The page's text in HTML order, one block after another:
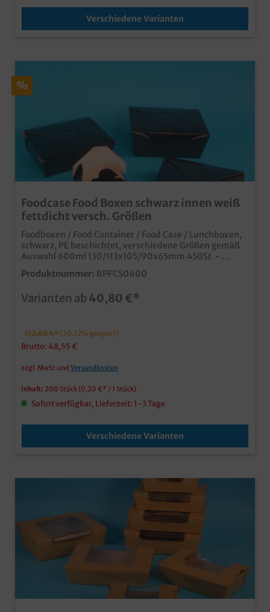
Verschiedene Varianten
%
Foodcase Food Boxen schwarz innen weiß
fettdicht versch. Größen
Foodboxen / Food Container / Food Case / Lunchboxen,
schwarz, PE beschichtet, verschiedene Größen gemäß
Auswahl 600ml 130/113x105/90x65mm 450St -
1000ml 215/197x160/140x50 200St. - 1500ml
215/197x160/140x65mm 200St. - 2300ml
stylische Foodbox für Fastfood, Streetfood, Imbiss und
Speisen, Menüs, Fingerfood, Sushi, Gebäck oder
Produktnummer: BPFCS0600
Varianten ab 40,80 €*
132,80 €* (30.12% gespart)
Brutto: 48,55 €
zzgl. MwSt und Versandkosten
Inhalt: 200 Stück (0,20 €* / 1 Stück)
Sofort verfügbar, Lieferzeit: 1-3 Tage
Verschiedene Varianten